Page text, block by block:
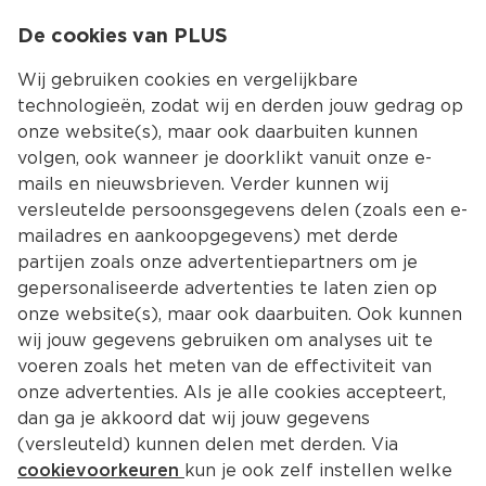
Kies jouw
Terug Producten
De cookies van PLUS
Wij gebruiken cookies en vergelijkbare
technologieën, zodat wij en derden jouw gedrag op
onze website(s), maar ook daarbuiten kunnen
volgen, ook wanneer je doorklikt vanuit onze e-
mails en nieuwsbrieven. Verder kunnen wij
versleutelde persoonsgegevens delen (zoals een e-
mailadres en aankoopgegevens) met derde
partijen zoals onze advertentiepartners om je
gepersonaliseerde advertenties te laten zien op
onze website(s), maar ook daarbuiten. Ook kunnen
wij jouw gegevens gebruiken om analyses uit te
voeren zoals het meten van de effectiviteit van
onze advertenties. Als je alle cookies accepteert,
dan ga je akkoord dat wij jouw gegevens
(versleuteld) kunnen delen met derden. Via
cookievoorkeuren kun je ook zelf instellen welke